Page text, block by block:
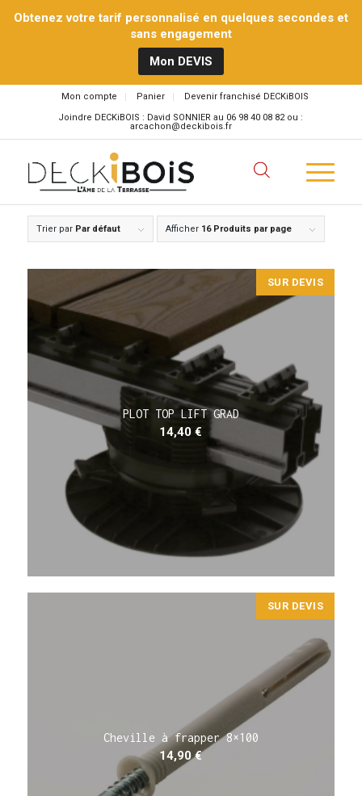
Obtenez votre tarif personnalisé en quelques secondes et
sans engagement
Mon DEVIS
Mon compte Panier
Devenir franchisé DECKiBOIS
Joindre DECKiBOIS : David SONNIER au 06 98 40 08 82 ou :
arcachon@deckibois.fr
Trier par Par défaut Afficher 16 Produits par page
SUR DEVIS
PLOT TOP LIFT GRAD
14,40€
SUR DEVIS
Cheville à frapper 8×100
14,90€